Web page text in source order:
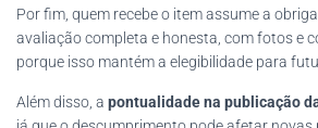
Por fim, quem recebe o item assume a
avaliação completa e honesta, com fotos e
porque isso mantém a elegibilidade para
Além disso, a pontualidade na publicação